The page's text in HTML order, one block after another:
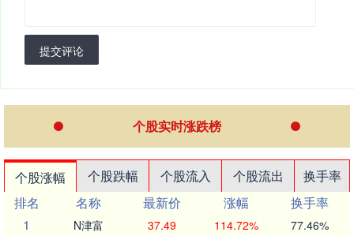
提交评论
个股实时涨跌榜
个股涨幅 个股跌幅 个股流入 个股流出
换手率
排名
名称 最新价 涨幅
换手率
1
N津富 37.49 114.72% 77.46%